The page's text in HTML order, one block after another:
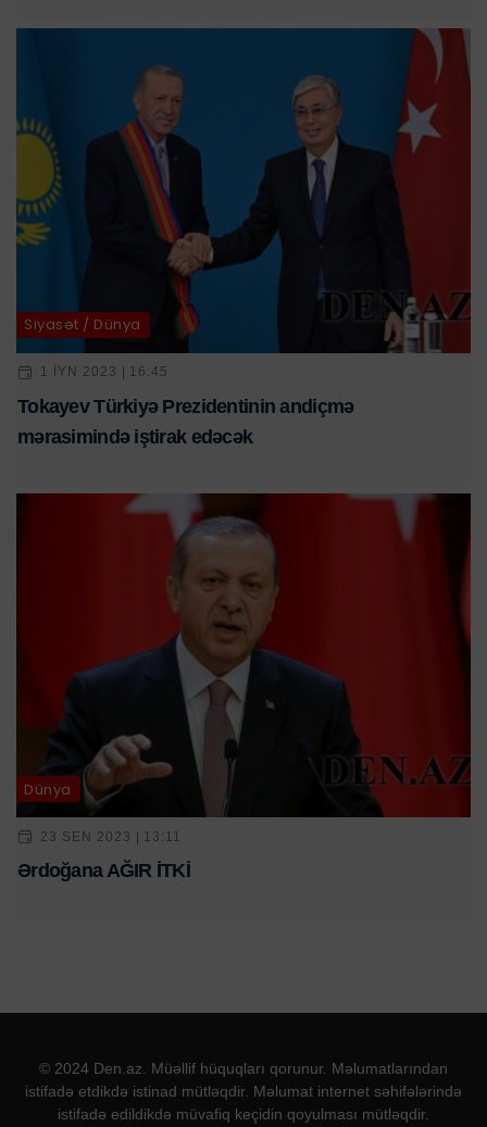
Siyasət / Dünya
1 IYN 2023 | 16:45
Tokayev Türkiyə Prezidentinin andiçmə
mərasimində iştirak edəcək
Dünya
23 SEN 2023 | 13:11
Ərdoğana AĞIR İTKİ
© 2024 Den.az. Müəllif hüquqları qorunur. Məlumatlarından
istifadə etdikdə istinad mütləqdir. Məlumat internet səhifələrində
istifadə edildikdə müvafiq keçidin qoyulması mütləqdir.